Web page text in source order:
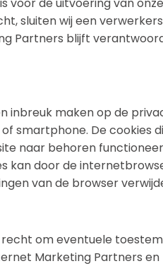
sluiten wij een
Partners blijft
maken op de
smartphone. De cookies
naar behoren
kan door de
van de browser
om eventuele
Marketing Partners